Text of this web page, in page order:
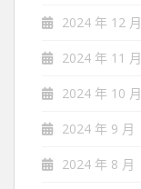
2024 年 12 月
2024 年 11 月
2024 年 10 月
2024 年 9 月
2024 年 8 月